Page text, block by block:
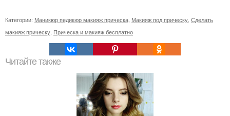
Категории: Маникюр педикюр макияж прическа Макияж под прическу Сделать
макияж прическу Прическа и макияж бесплатно
Читайте также